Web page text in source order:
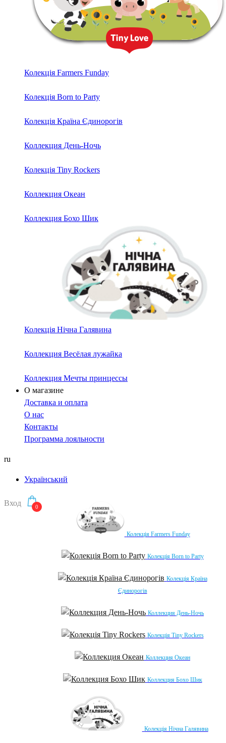
Колекція Farmers Funday
Колекція Born to Party
Колекція Країна Єдинорогів
Коллекция День-Ночь
Колекція Tiny Rockers
Коллекция Океан
Коллекция Бохо Шик
Колекція Нічна Галявина
Коллекция Весёлая лужайка
Коллекция Мечты принцессы
О магазине
Доставка и оплата
О нас
Контакты
Программа лояльности
ru
Український
Вход 0
Колекція Farmers Funday
Колекція Born to Party
Колекція Країна
Єдинорогів
Коллекция День-Ночь
Колекція Tiny Rockers
Коллекция Океан
Коллекция Бохо Шик
Колекція Нічна Галявина